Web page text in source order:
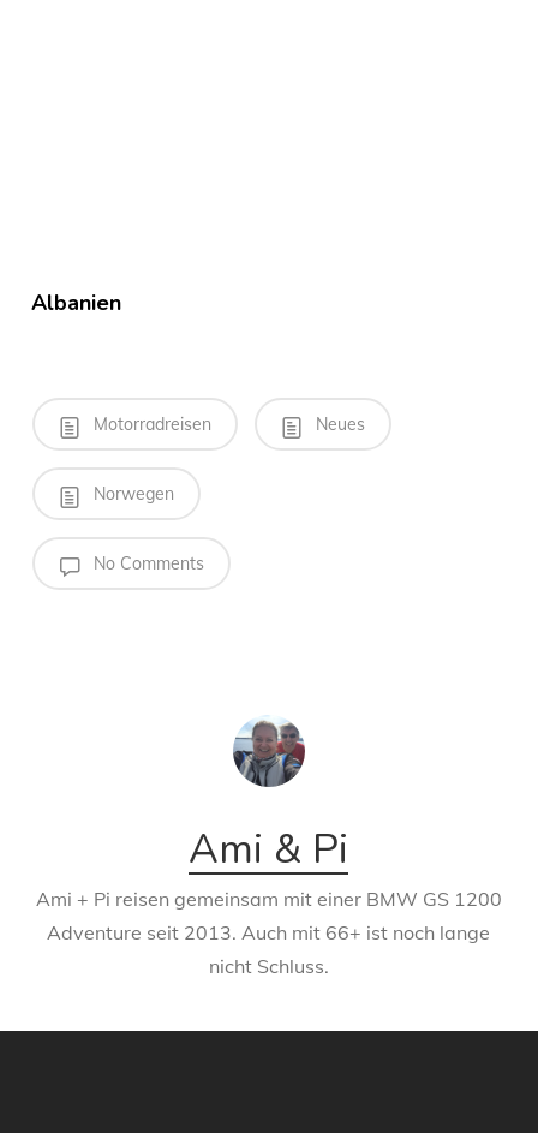
Albanien
Motorradreisen Neues
Norwegen
No Comments
Ami & Pi
Ami + Pi reisen gemeinsam mit einer BMW GS 1200
Adventure seit 2013. Auch mit 66+ ist noch lange
nicht Schluss.